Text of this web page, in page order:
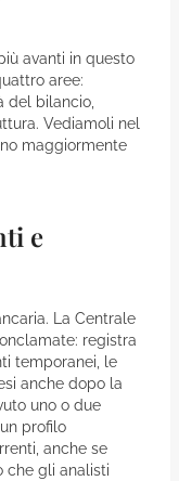
avanti in questo
aree:
del bilancio,
Vediamoli nel
maggiormente
e
La Centrale
registra
temporanei, le
anche dopo la
uno o due
profilo
anche se
che gli analisti